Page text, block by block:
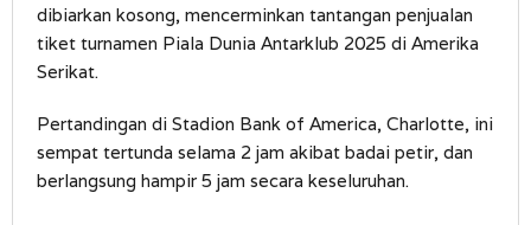
dibiarkan kosong, mencerminkan tantangan penjualan
tiket turnamen Piala Dunia Antarklub 2025 di Amerika
Serikat.
Pertandingan di Stadion Bank of America, Charlotte, ini
sempat tertunda selama 2 jam akibat badai petir, dan
berlangsung hampir 5 jam secara keseluruhan.